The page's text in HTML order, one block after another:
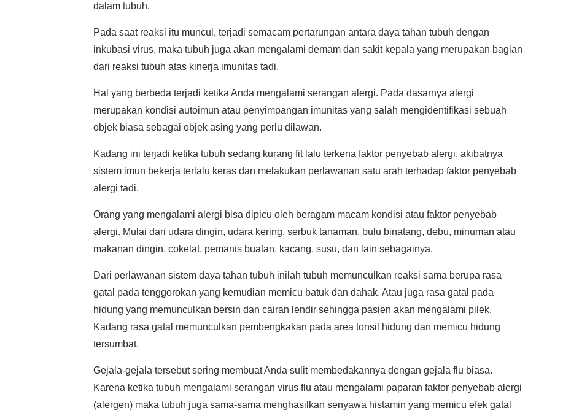
dalam tubuh.
Pada saat reaksi itu muncul, terjadi semacam pertarungan antara daya tahan tubuh dengan
inkubasi virus, maka tubuh juga akan mengalami demam dan sakit kepala yang merupakan bagian
dari reaksi tubuh atas kinerja imunitas tadi.
Hal yang berbeda terjadi ketika Anda mengalami serangan alergi. Pada dasarnya alergi
merupakan kondisi autoimun atau penyimpangan imunitas yang salah mengidentifikasi sebuah
objek biasa sebagai objek asing yang perlu dilawan.
Kadang ini terjadi ketika tubuh sedang kurang fit lalu terkena faktor penyebab alergi, akibatnya
sistem imun bekerja terlalu keras dan melakukan perlawanan satu arah terhadap faktor penyebab
alergi tadi.
Orang yang mengalami alergi bisa dipicu oleh beragam macam kondisi atau faktor penyebab
alergi. Mulai dari udara dingin, udara kering, serbuk tanaman, bulu binatang, debu, minuman atau
makanan dingin, cokelat, pemanis buatan, kacang, susu, dan lain sebagainya.
Dari perlawanan sistem daya tahan tubuh inilah tubuh memunculkan reaksi sama berupa rasa
gatal pada tenggorokan yang kemudian memicu batuk dan dahak. Atau juga rasa gatal pada
hidung yang memunculkan bersin dan cairan lendir sehingga pasien akan mengalami pilek.
Kadang rasa gatal memunculkan pembengkakan pada area tonsil hidung dan memicu hidung
tersumbat.
Gejala-gejala tersebut sering membuat Anda sulit membedakannya dengan gejala flu biasa.
Karena ketika tubuh mengalami serangan virus flu atau mengalami paparan faktor penyebab alergi
(alergen) maka tubuh juga sama-sama menghasilkan senyawa histamin yang memicu efek gatal